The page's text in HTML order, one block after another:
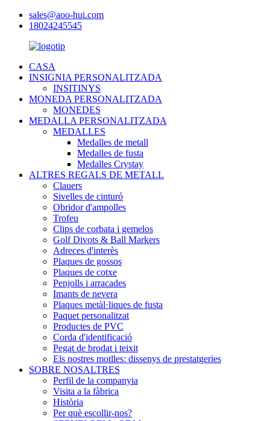
sales@aoo-hui.com
18024245545
CASA
INSIGNIA PERSONALITZADA
INSITINYS
MONEDA PERSONALITZADA
MONEDES
MEDALLA PERSONALITZADA
MEDALLES
Medalles de metall
Medalles de fusta
Medalles Crystay
ALTRES REGALS DE METALL
Clauers
Sivelles de cinturó
Obridor d'ampolles
Trofeu
Clips de corbata i gemelos
Golf Divots & Ball Markers
Adreces d'interès
Plaques de gossos
Plaques de cotxe
Penjolls i arracades
Imants de nevera
Plaques metàl·liques de fusta
Paquet personalitzat
Productes de PVC
Corda d'identificació
Pegat de brodat i teixit
Els nostres motlles: dissenys de prestatgeries
SOBRE NOSALTRES
Perfil de la companyia
Visita a la fàbrica
Història
Per què escollir-nos?